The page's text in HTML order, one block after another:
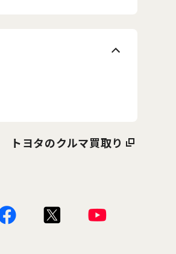
トヨタのクルマ買取り